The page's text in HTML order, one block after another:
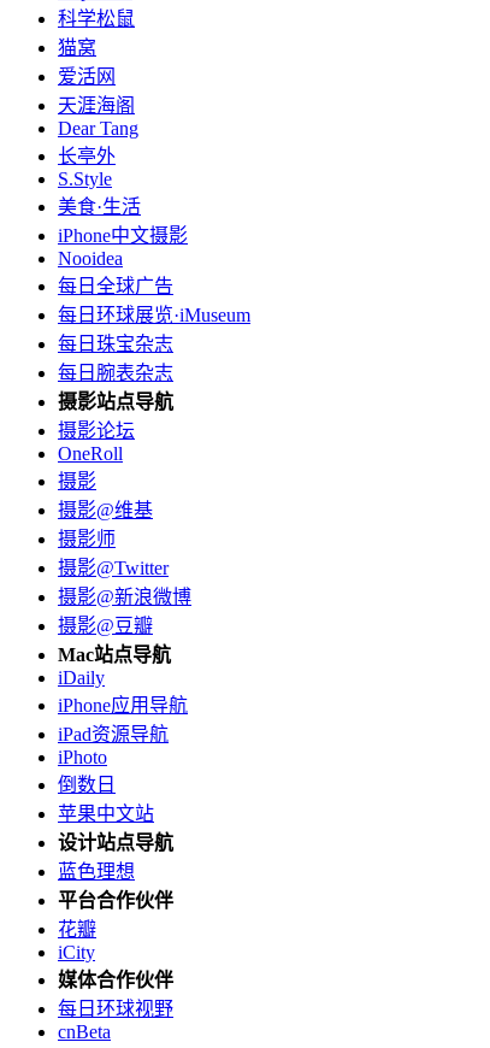
科学松鼠
猫窝
爱活网
天涯海阁
Dear Tang
长亭外
S.Style
美食·生活
iPhone中文摄影
Nooidea
每日全球广告
每日环球展览·iMuseum
每日珠宝杂志
每日腕表杂志
摄影站点导航
摄影论坛
OneRoll
摄影
摄影@维基
摄影师
摄影@Twitter
摄影@新浪微博
摄影@豆瓣
Mac站点导航
iDaily
iPhone应用导航
iPad资源导航
iPhoto
倒数日
苹果中文站
设计站点导航
蓝色理想
平台合作伙伴
花瓣
iCity
媒体合作伙伴
每日环球视野
cnBeta